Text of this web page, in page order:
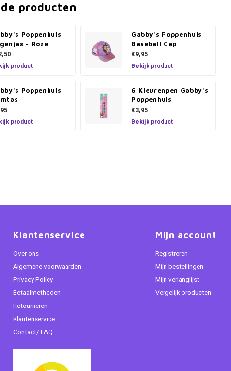
producten
Poppenhuis
- Roze
product
Gabby's Poppenhuis
Baseball Cap
€9,95
Bekijk product
Poppenhuis
product
6 Kleurenpen Gabby's
Poppenhuis
€3,95
Bekijk product
Klantenservice
Over ons
Algemene voorwaarden
Privacy Policy
Betaalmethoden
Retourneren
Klantenservice
Contact/ FAQ
Mijn account
Registreren
Mijn bestellingen
Mijn verlanglijst
Vergelijk producten